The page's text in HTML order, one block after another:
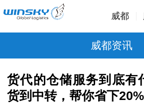
威都
威都资讯
货代的仓储服务到底有
货到中转，帮你省下